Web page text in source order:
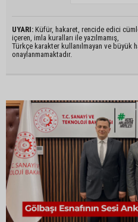
UYARI: Küfür, hakaret, rencide edici
içeren, imla kuralları ile yazılmamış,
Türkçe karakter kullanılmayan ve büyük
onaylanmamaktadır.